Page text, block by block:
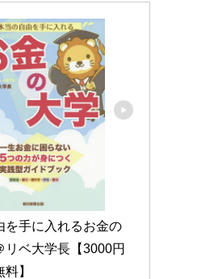
を手に入れるお金の
リベ大学長【3000円
】